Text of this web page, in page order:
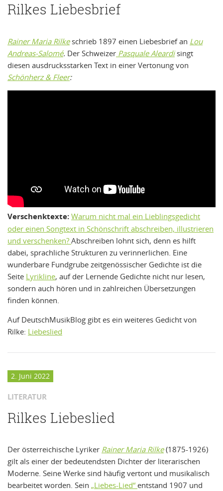
Rilkes Liebesbrief
Rainer Maria Rilkeschrieb 1897 einen Liebesbrief an Lou
Andreas-Salomé. Der Schweizer Pasquale Aleardisingt
diesen ausdrucksstarken Text in einer Vertonung von
Schönherz & Fleer:
Verschenktexte: Warum nicht mal ein Lieblingsgedicht
oder einen Songtext in Schönschrift abschreiben, illustrieren
und verschenken? Abschreiben lohnt sich, denn es hilft
dabei, sprachliche Strukturen zu verinnerlichen. Eine
wunderbare Fundgrube zeitgenössischer Gedichte ist die
Seite Lyrikline, auf der Lernende Gedichte nicht nur lesen,
sondern auch hören und in zahlreichen Übersetzungen
finden können.
Auf DeutschMusikBlog gibt es ein weiteres Gedicht von
Rilke: Liebeslied
2. Juni 2022
LITERATUR
Rilkes Liebeslied
Der österreichische Lyriker Rainer Maria Rilke(1875-1926)
gilt als einer der bedeutendsten Dichter der literarischen
Moderne. Seine Werke sind häufig vertont und musikalisch
bearbeitet worden. Sein „Liebes-Lied“ entstand 1907 und